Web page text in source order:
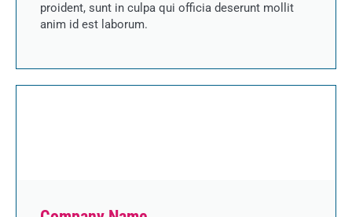
proident, sunt in culpa qui officia deserunt mollit
anim id est laborum.